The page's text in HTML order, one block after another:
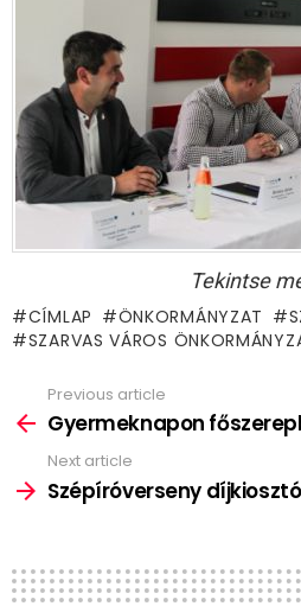
Tekintse
CÍMLAP ÖNKORMÁNYZAT
SZARVAS VÁROS
more
Previous article
Gyermeknapon
Next article
Szépíróverseny